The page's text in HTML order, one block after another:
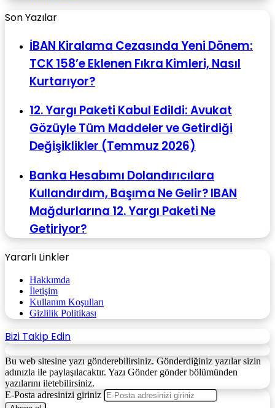
Son Yazılar
İBAN Kiralama Cezasında Yeni Dönem:
TCK 158’e Eklenen Fıkra Kimleri, Nasıl
Kurtarıyor?
12. Yargı Paketi Kabul Edildi: Avukat
Gözüyle Tüm Maddeler ve Getirdiği
Değişiklikler (Temmuz 2026)
Banka Hesabımı Dolandırıcılara
Kullandırdım, Başıma Ne Gelir? IBAN
Mağdurlarına 12. Yargı Paketi Ne
Getiriyor?
Yararlı Linkler
Hakkımda
İletişim
Kullanım Koşulları
Gizlilik Politikası
Bizi Takip Edin
Bu web sitesine yazı gönderebilirsiniz. Gönderdiğiniz yazılar sizin
adınızla ile paylaşılacaktır. Yazı Gönder gönder bölümünden
yazılarını iletebilirsiniz.
E-Posta adresinizi giriniz